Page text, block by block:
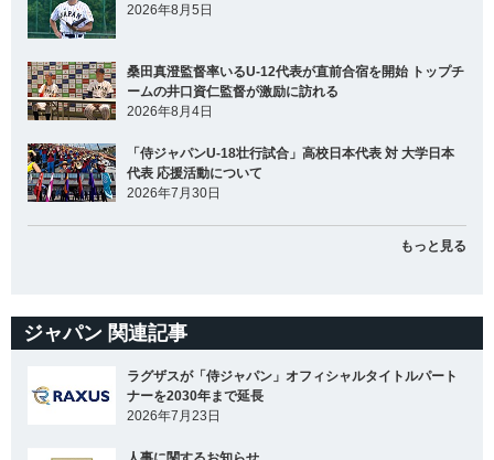
2026年8月5日
桑田真澄監督率いるU-12代表が直前合宿を開始 トップチ
ームの井口資仁監督が激励に訪れる
2026年8月4日
「侍ジャパンU-18壮行試合」高校日本代表 対 大学日本
代表 応援活動について
2026年7月30日
もっと見る
ジャパン 関連記事
ラグザスが「侍ジャパン」オフィシャルタイトルパート
ナーを2030年まで延長
2026年7月23日